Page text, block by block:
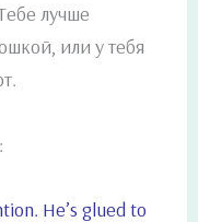
лучше
или у тебя
He’s glued to